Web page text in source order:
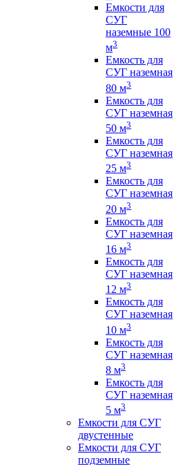
Емкости для
СУГ
наземные 100
м3
Емкость для
СУГ наземная
80 м3
Емкость для
СУГ наземная
50 м3
Емкость для
СУГ наземная
25 м3
Емкость для
СУГ наземная
20 м3
Емкость для
СУГ наземная
16 м3
Емкость для
СУГ наземная
12 м3
Емкость для
СУГ наземная
10 м3
Емкость для
СУГ наземная
8 м3
Емкость для
СУГ наземная
5 м3
Емкости для СУГ
двустенные
Емкости для СУГ
подземные